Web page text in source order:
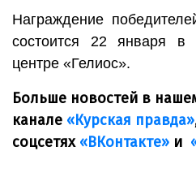
Награждение
состоится 22 января
центре «Гелиос».
Больше новостей в
канале «Курская правда»
соцсетях «ВКонтакте» и